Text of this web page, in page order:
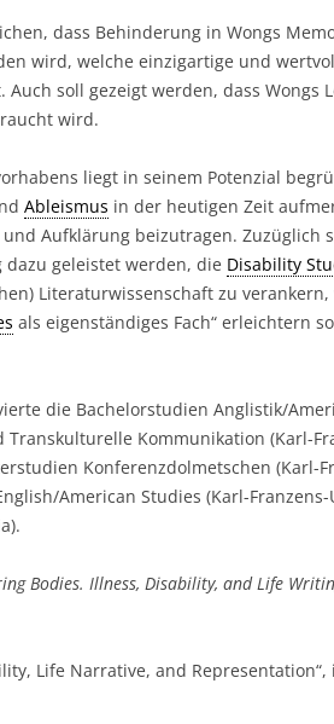
dass Behinderung in Wongs
wird, welche einzigartige und
soll gezeigt werden, dass Wongs
wird.
liegt in seinem Potenzial
Ableismus in der heutigen Zeit
Aufklärung beizutragen. Zuzüglich
geleistet werden, die Disability
Literaturwissenschaft zu
als eigenständiges Fach“ erleichtern
die Bachelorstudien Anglistik/
Kommunikation (Karl-
Konferenzdolmetschen (Karl-
American Studies (Karl-
Bodies. Illness, Disability, and Life
Life Narrative, and Representation“,